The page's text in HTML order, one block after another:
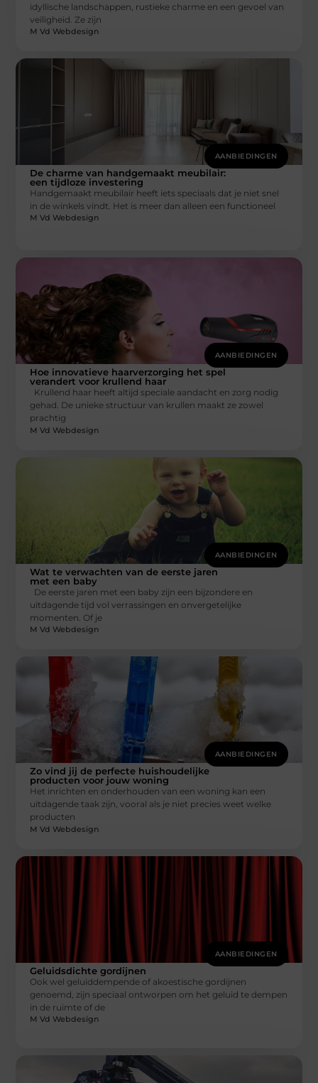
idyllische landschappen, rustieke charme en een gevoel van
veiligheid. Ze zijn
M Vd Webdesign
AANBIEDINGEN
De charme van handgemaakt meubilair:
een tijdloze investering
Handgemaakt meubilair heeft iets speciaals dat je niet snel
in de winkels vindt. Het is meer dan alleen een functioneel
M Vd Webdesign
AANBIEDINGEN
Hoe innovatieve haarverzorging het spel
verandert voor krullend haar
Krullend haar heeft altijd speciale aandacht en zorg nodig
gehad. De unieke structuur van krullen maakt ze zowel
prachtig
M Vd Webdesign
AANBIEDINGEN
Wat te verwachten van de eerste jaren
met een baby
De eerste jaren met een baby zijn een bijzondere en
uitdagende tijd vol verrassingen en onvergetelijke
momenten. Of je
M Vd Webdesign
AANBIEDINGEN
Zo vind jij de perfecte huishoudelijke
producten voor jouw woning
Het inrichten en onderhouden van een woning kan een
uitdagende taak zijn, vooral als je niet precies weet welke
producten
M Vd Webdesign
AANBIEDINGEN
Geluidsdichte gordijnen
Ook wel geluiddempende of akoestische gordijnen
genoemd, zijn speciaal ontworpen om het geluid te dempen
in de ruimte of de
M Vd Webdesign